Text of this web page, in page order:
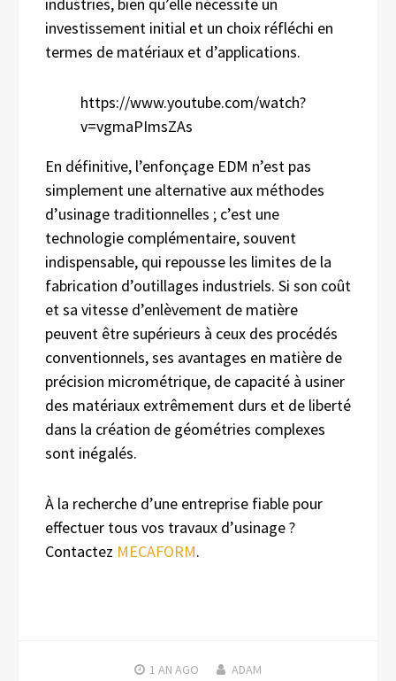
investissement initial et un choix réfléchi en
termes de matériaux et d’applications.
https://www.youtube.com/watch?
v=vgmaPImsZAs
En définitive, l’enfonçage EDM n’est pas
simplement une alternative aux méthodes
d’usinage traditionnelles ; c’est une
technologie complémentaire, souvent
indispensable, qui repousse les limites de la
fabrication d’outillages industriels. Si son coût
et sa vitesse d’enlèvement de matière
peuvent être supérieurs à ceux des procédés
conventionnels, ses avantages en matière de
précision micrométrique, de capacité à usiner
des matériaux extrêmement durs et de liberté
dans la création de géométries complexes
sont inégalés.
À la recherche d’une entreprise fiable pour
effectuer tous vos travaux d’usinage ?
Contactez MECAFORM.
1 AN AGO ADAM